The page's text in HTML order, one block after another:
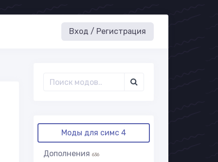
Вход / Регистрация
Моды для симс 4
Дополнения 636